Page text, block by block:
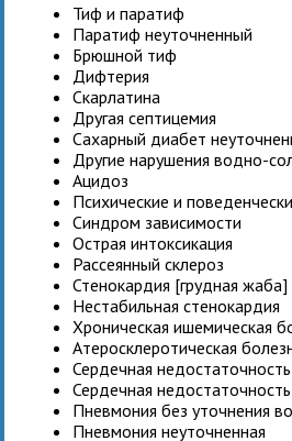
Тиф и паратиф
Паратиф неуточненный
Брюшной тиф
Дифтерия
Скарлатина
Другая септицемия
Сахарный диабет
Другие нарушения водно-
Ацидоз
Психические и
Синдром зависимости
Острая интоксикация
Рассеянный склероз
Стенокардия [грудная жаба]
Нестабильная стенокардия
Хроническая ишемическая
Атеросклеротическая
Сердечная недостаточность
Сердечная
Пневмония без уточнения
Пневмония неуточненная